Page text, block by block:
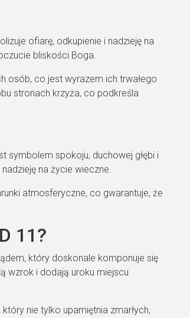
ofiarę, odkupienie i nadzieję na
bliskości Boga.
osób, co jest wyrazem ich trwałego
stronach krzyża, co podkreśla
symbolem spokoju, duchowej głębi i
na życie wieczne.
atmosferyczne, co gwarantuje, że
11?
który doskonale komponuje się
wzrok i dodają uroku miejscu
nie tylko upamiętnia zmarłych,